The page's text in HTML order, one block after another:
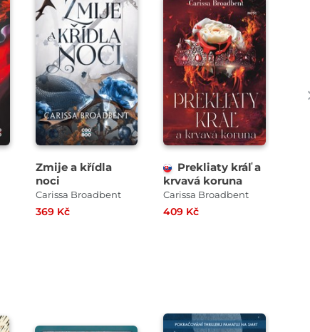
Zmije a křídla
noci
Carissa Broadbent
369 Kč
Prekliaty kráľ a
krvavá koruna
Carissa Broadbent
409 Kč